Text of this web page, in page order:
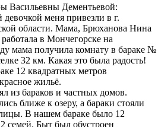
Васильевны Дементьевой:
меня привезли в г.
области. Мама, Брюханова Нина
в Мончегорске на
мама получила комнату в бараке №
32 км. Какая это была радость!
12 квадратных метров
жильё.
из бараков и частных домов.
ближе к озеру, а бараки стояли
В нашем бараке было 12
семей. Быт был обустроен